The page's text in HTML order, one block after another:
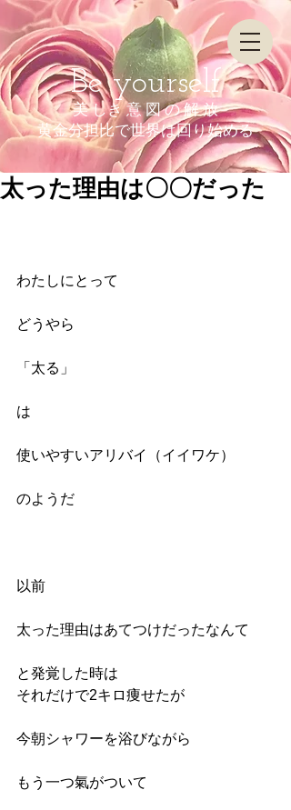
Be yourself
美 しき 意 図 の 解 放
​黄金分担比で世界は回り始める
太った理由は〇〇だった
わたしにとって
どうやら
「太る」
は
使いやすいアリバイ（イイワケ）
のようだ
以前
太った理由はあてつけだったなんて
と発覚した時は
それだけで2キロ痩せたが
今朝シャワーを浴びながら
もう一つ氣がついて